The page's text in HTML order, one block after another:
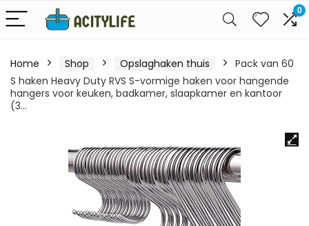
0
Home Shop Opslaghaken thuis
Pack van 60
S haken Heavy Duty RVS S-vormige haken voor hangende
hangers voor keuken, badkamer, slaapkamer en kantoor
(3…